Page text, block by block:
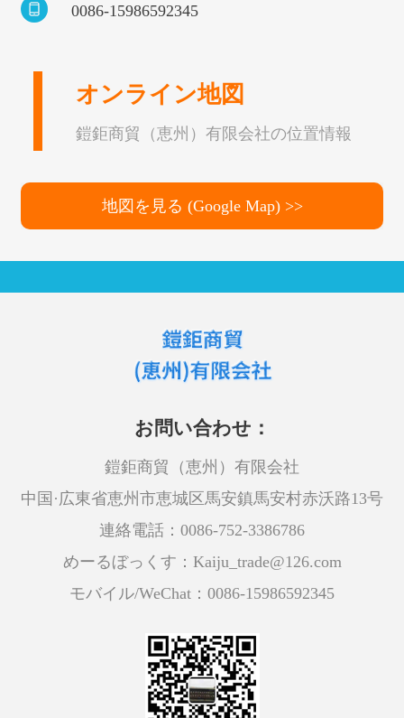
0086-15986592345
オンライン地図
鎧鉅商貿（恵州）有限会社の位置情報
地図を見る (Google Map) >>
お問い合わせ：
鎧鉅商貿（恵州）有限会社
中国·広東省恵州市恵城区馬安鎮馬安村赤沃路13号
連絡電話：0086-752-3386786
めーるぼっくす：Kaiju_trade@126.com
モバイル/WeChat：0086-15986592345